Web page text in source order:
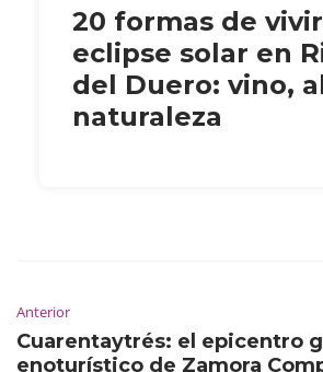
20 formas de
eclipse solar en
del Duero: vino,
naturaleza
Anterior
Cuarentaytrés: el epicentro
enoturístico de Zamora